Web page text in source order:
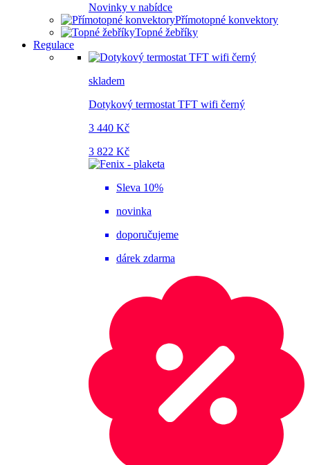
Novinky v nabídce
Přímotopné konvektory
Topné žebříky
Regulace
skladem
Dotykový termostat TFT wifi černý
3 440 Kč
3 822 Kč
Sleva 10%
novinka
doporučujeme
dárek zdarma